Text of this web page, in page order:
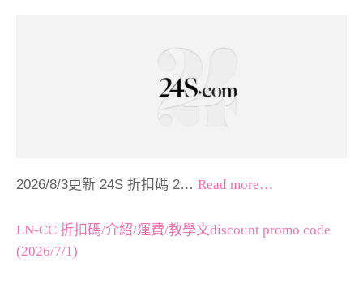
2026/8/3更新 24S 折扣碼 2… Read more…
LN-CC 折扣碼/介紹/運費/教學文discount promo code
(2026/7/1)